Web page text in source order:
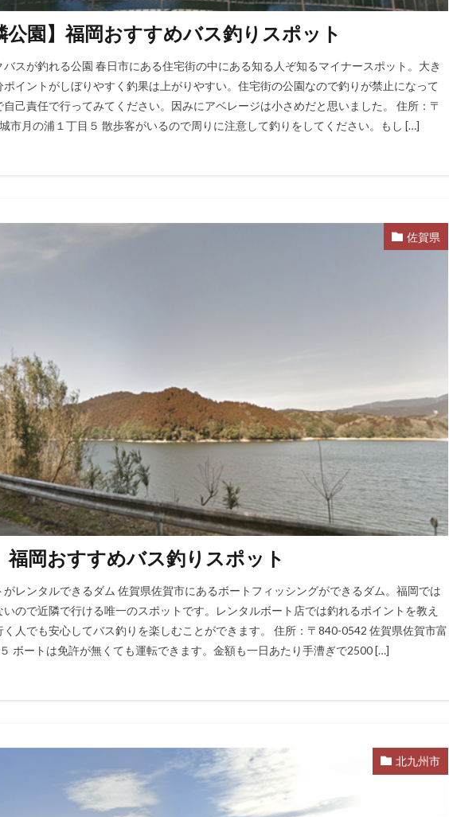
公園】福岡おすすめバス釣りスポット
スが釣れる公園 春日市にある住宅街の中にある知る人ぞ知るマイナースポット。大き
イントがしぼりやすく釣果は上がりやすい。住宅街の公園なので釣りが禁止になって
己責任で行ってみてください。因みにアベレージは小さめだと思いました。 住所：〒
市月の浦１丁目５ 散歩客がいるので周りに注意して釣りをしてください。もし […]
佐賀県
福岡おすすめバス釣りスポット
レンタルできるダム 佐賀県佐賀市にあるボートフィッシングができるダム。福岡では
ので近隣で行ける唯一のスポットです。レンタルボート店では釣れるポイントを教え
人でも安心してバス釣りを楽しむことができます。 住所：〒840-0542 佐賀県佐賀市富
ボートは免許が無くても運転できます。金額も一日あたり手漕ぎで2500 […]
北九州市